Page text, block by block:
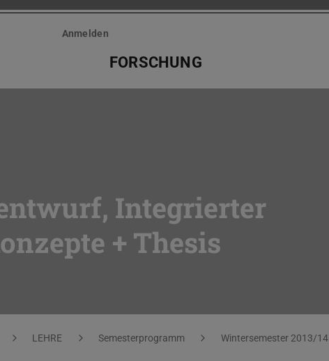
Anmelden
FORSCHUNG
Integrierter
+ Thesis
LEHRE Semesterprogramm Wintersemester 2013/14